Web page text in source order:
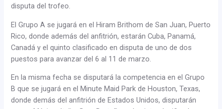
disputa del trofeo.
El Grupo A se jugará en el Hiram Brithom de San Juan, Puerto
Rico, donde además del anfitrión, estarán Cuba, Panamá,
Canadá y el quinto clasificado en disputa de uno de dos
puestos para avanzar del 6 al 11 de marzo.
En la misma fecha se disputará la competencia en el Grupo
B que se jugará en el Minute Maid Park de Houston, Texas,
donde demás del anfitrión de Estados Unidos, disputarán